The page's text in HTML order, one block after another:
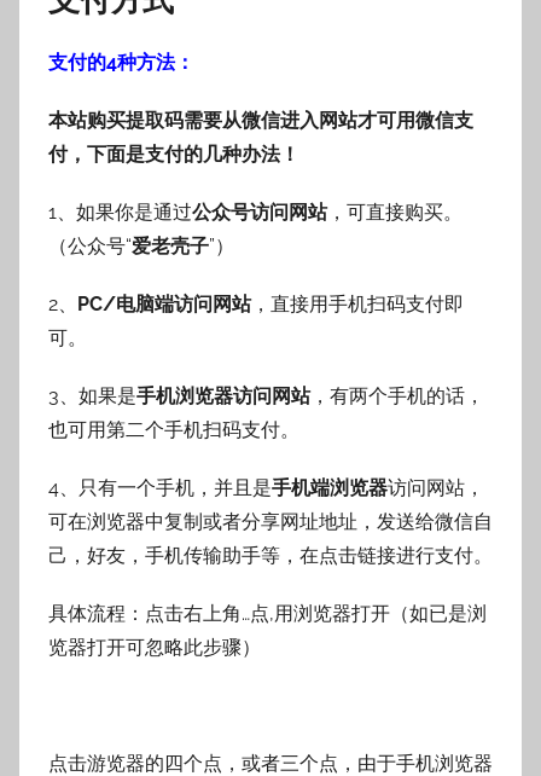
支付的4种方法：
本站购买提取码需要从微信进入网站才可用微信支
付，下面是支付的几种办法！
1、如果你是通过公众号访问网站，可直接购买。
（公众号“爱老壳子”）
2、 PC/电脑端访问网站，直接用手机扫码支付即
可。
3、如果是手机浏览器访问网站，有两个手机的话，
也可用第二个手机扫码支付。
4、只有一个手机，并且是手机端浏览器访问网站，
可在浏览器中复制或者分享网址地址，发送给微信自
己，好友，手机传输助手等，在点击链接进行支付。
具体流程：点击右上角…点,用浏览器打开（如已是浏
览器打开可忽略此步骤）
点击游览器的四个点，或者三个点，由于手机浏览器